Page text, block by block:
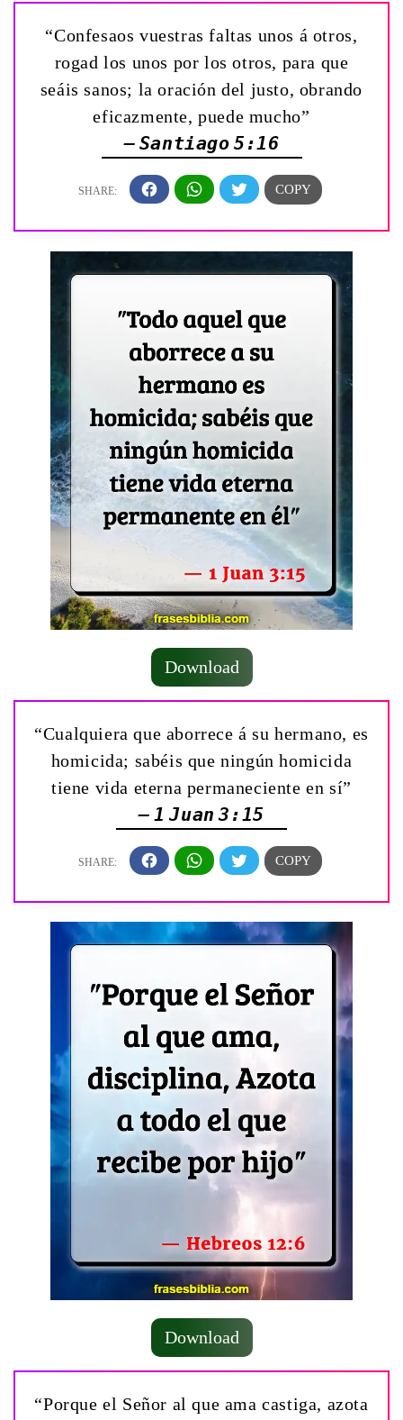
“Confesaos vuestras faltas unos á otros,
rogad los unos por los otros, para que
seáis sanos; la oración del justo, obrando
eficazmente, puede mucho”
— Santiago 5:16
Download
“Cualquiera que aborrece á su hermano, es
homicida; sabéis que ningún homicida
tiene vida eterna permaneciente en sí”
— 1 Juan 3:15
Download
“Porque el Señor al que ama castiga, azota